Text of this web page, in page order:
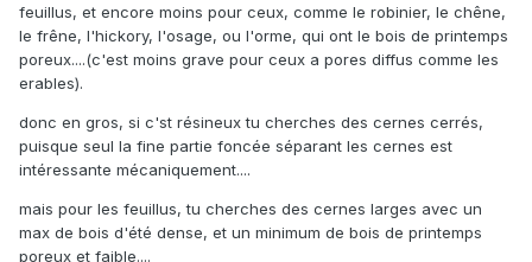
feuillus, et encore moins pour ceux, comme le robinier, le chêne,
le frêne, l'hickory, l'osage, ou l'orme, qui ont le bois de printemps
poreux....(c'est moins grave pour ceux a pores diffus comme les
erables).
donc en gros, si c'st résineux tu cherches des cernes cerrés,
puisque seul la fine partie foncée séparant les cernes est
intéressante mécaniquement....
mais pour les feuillus, tu cherches des cernes larges avec un
max de bois d'été dense, et un minimum de bois de printemps
poreux et faible....